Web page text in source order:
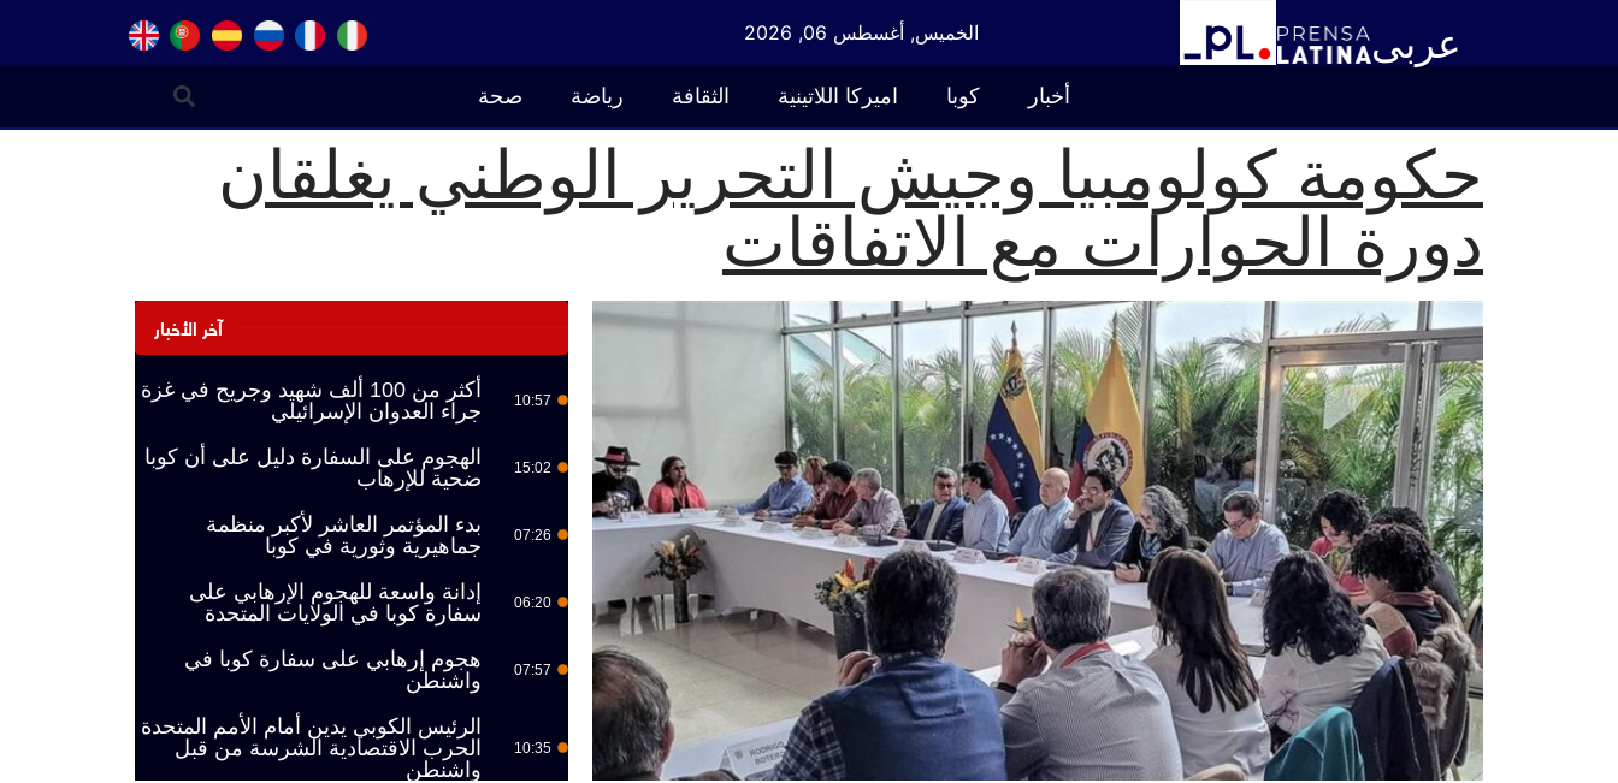
عربى الخميس, أغسطس 06, 2026
أخبار كوبا اميركا اللاتينية الثقافة رياضة صحة
حكومة كولومبيا وجيش التحرير الوطني يغلقان
دورة الحوارات مع الاتفاقات
آخر الأخبار
10:57
أكثر من 100 ألف شهيد وجريح في غزة
جراء العدوان الإسرائيلي
15:02
الهجوم على السفارة دليل على أن كوبا
ضحية للإرهاب
07:26
بدء المؤتمر العاشر لأكبر منظمة
جماهيرية وثورية في كوبا
06:20
إدانة واسعة للهجوم الإرهابي على
سفارة كوبا في الولايات المتحدة
07:57
هجوم إرهابي على سفارة كوبا في
واشنطن
10:35
الرئيس الكوبي يدين أمام الأمم المتحدة
الحرب الاقتصادية الشرسة من قبل
واشنطن